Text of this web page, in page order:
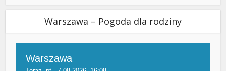
Warszawa – Pogoda dla rodziny